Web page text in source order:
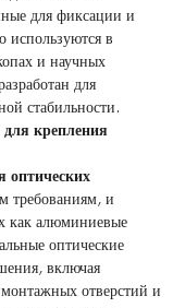
для фиксации и
используются в
и научных
для
стабильности.
крепления
оптических
требованиям, и
как алюминиевые
оптические
включая
отверстий и